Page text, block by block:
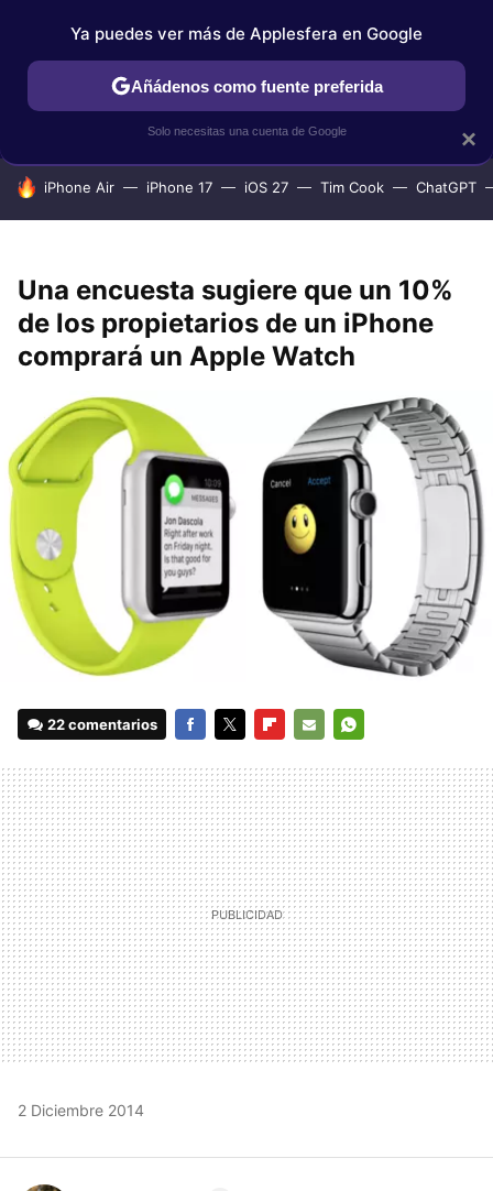
IPHONE TUTORIALES APPLESFERA SELECCIÓN
HOY SE HABLA DE
iPhone Air iPhone 17 iOS 27 Tim Cook ChatGPT
Una encuesta sugiere que un 10%
de los propietarios de un iPhone
comprará un Apple Watch
22 comentarios
MAIL
2 Diciembre 2014
×
Ya puedes ver más de Applesfera en Google
Añádenos como fuente preferida
Solo necesitas una cuenta de Google